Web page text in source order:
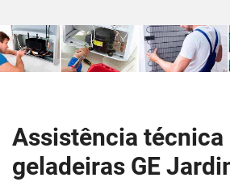
Assistência técnica
geladeiras GE